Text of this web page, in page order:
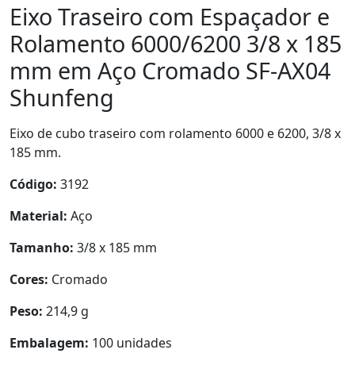
Eixo Traseiro com Espaçador e
Rolamento 6000/6200 3/8 x 185
mm em Aço Cromado SF-AX04
Shunfeng
Eixo de cubo traseiro com rolamento 6000 e 6200, 3/8 x
185 mm.
Código: 3192
Material: Aço
Tamanho: 3/8 x 185 mm
Cores: Cromado
Peso: 214,9 g
Embalagem: 100 unidades